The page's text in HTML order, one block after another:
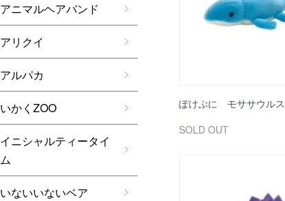
ぽけぷに モササウルス
SOLD OUT
アニマルヘアバンド
アリクイ
アルパカ
いかくZOO
イニシャルティータイ
ム
いないいないベア